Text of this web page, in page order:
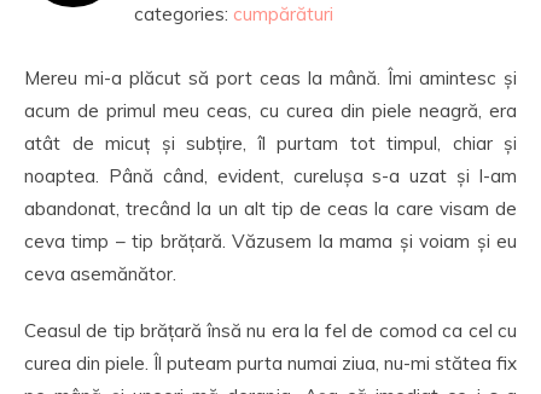
categories: cumpărături
Mereu mi-a plăcut să port ceas la mână. Îmi amintesc și
acum de primul meu ceas, cu curea din piele neagră, era
atât de micuț și subțire, îl purtam tot timpul, chiar și
noaptea. Până când, evident, curelușa s-a uzat și l-am
abandonat, trecând la un alt tip de ceas la care visam de
ceva timp – tip brățară. Văzusem la mama și voiam și eu
ceva asemănător.
Ceasul de tip brățară însă nu era la fel de comod ca cel cu
curea din piele. Îl puteam purta numai ziua, nu-mi stătea fix